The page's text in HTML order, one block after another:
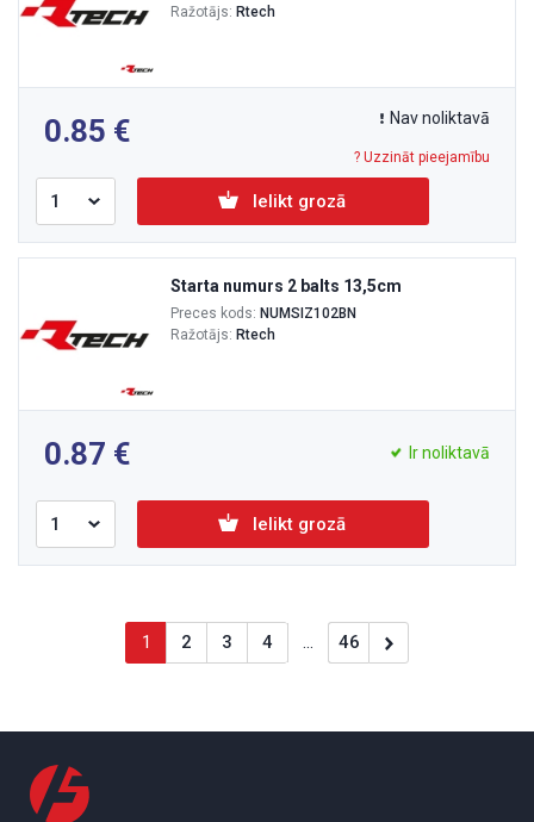
Ražotājs: Rtech
0.85 Nav noliktavā
? Uzzināt pieejamību
Ielikt grozā
Starta numurs 2 balts 13,5cm
Preces kods: NUMSIZ102BN
Ražotājs: Rtech
0.87 Ir noliktavā
Ielikt grozā
1 2 3 4 ... 46